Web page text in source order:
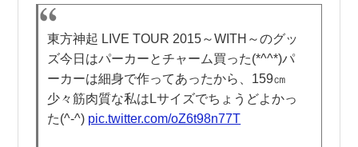
東方神起 LIVE TOUR 2015～WITH～のグッ
ズ今日はパーカーとチャーム買った(*^^*)パ
ーカーは細身で作ってあったから、159㎝
少々筋肉質な私はLサイズでちょうどよかっ
た(^-^) pic.twitter.com/oZ6t98n77T